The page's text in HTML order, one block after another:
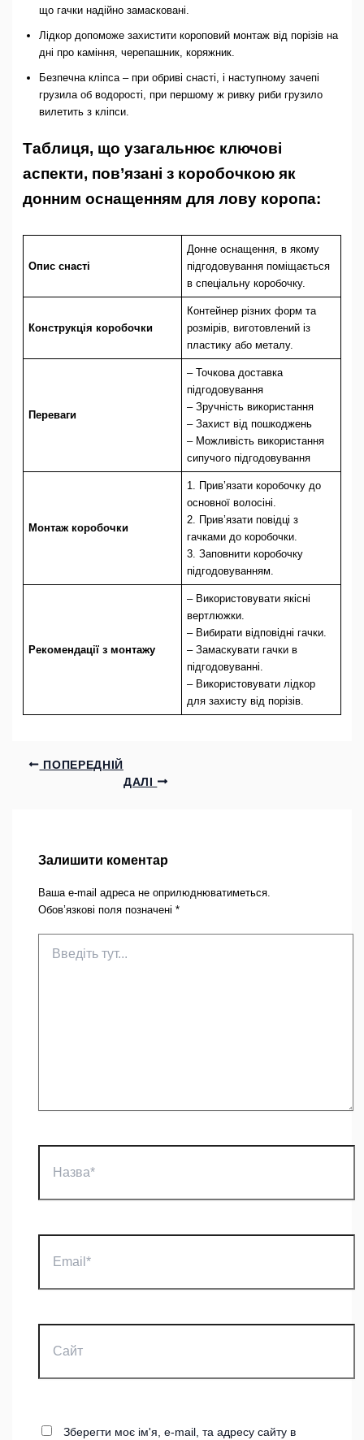
що гачки надійно замасковані.
Лідкор допоможе захистити короповий монтаж від порізів на
дні про каміння, черепашник, коряжник.
Безпечна кліпса – при обриві снасті, і наступному зачепі
грузила об водорості, при першому ж ривку риби грузило
вилетить з кліпси.
Таблиця, що узагальнює ключові
аспекти, пов’язані з коробочкою як
донним оснащенням для лову коропа:
Опис снасті
Донне оснащення, в якому
підгодовування поміщається
в спеціальну коробочку.
Конструкція коробочки
Контейнер різних форм та
розмірів, виготовлений із
пластику або металу.
Переваги
– Точкова доставка
підгодовування
– Зручність використання
– Захист від пошкоджень
– Можливість використання
сипучого підгодовування
Монтаж коробочки
1. Прив’язати коробочку до
основної волосіні.
2. Прив’язати повідці з
гачками до коробочки.
3. Заповнити коробочку
підгодовуванням.
Рекомендації з монтажу
– Використовувати якісні
вертлюжки.
– Вибирати відповідні гачки.
– Замаскувати гачки в
підгодовуванні.
– Використовувати лідкор
для захисту від порізів.
ПОПЕРЕДНІЙ
ДАЛІ
Залишити коментар
Ваша e-mail адреса не оприлюднюватиметься.
Обов’язкові поля позначені *
тут...
Зберегти моє ім'я, e-mail, та адресу сайту в